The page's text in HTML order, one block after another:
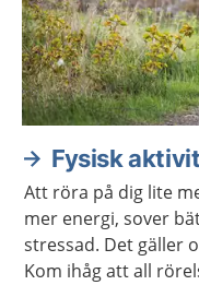
Fysisk
Att röra på dig lite
mer energi, sover
stressad. Det gäller
Kom ihåg att all